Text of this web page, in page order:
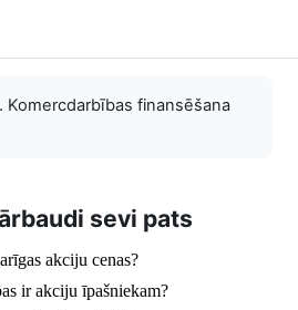
Komercdarbības finansēšana
sevi pats
akciju cenas?
ir akciju īpašniekam?